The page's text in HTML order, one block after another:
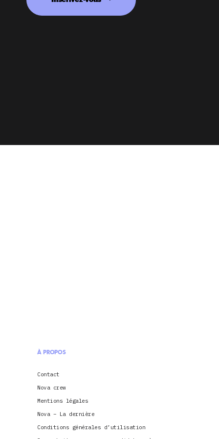
À PROPOS
Contact
Nova crew
Mentions légales
Nova – La dernière
Conditions générales d’utilisation